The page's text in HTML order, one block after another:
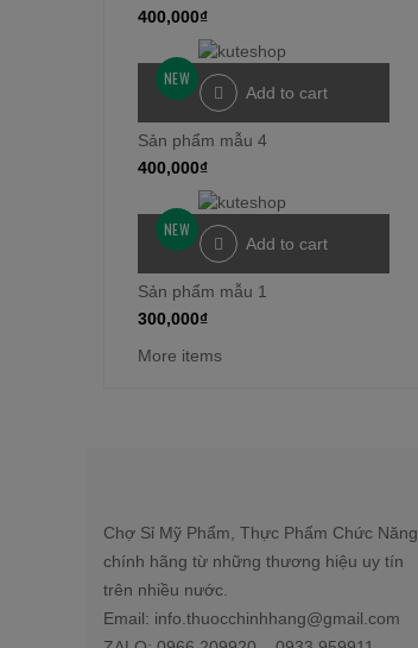
400,000₫
NEW
Add to cart
Sản phẩm mẫu 4
400,000₫
NEW
Add to cart
Sản phẩm mẫu 1
300,000₫
More items
Chợ Sỉ Mỹ Phẩm, Thực Phẩm Chức Năng
chính hãng từ những thương hiệu uy tín
trên nhiều nước.
Email: info.thuocchinhhang@gmail.com